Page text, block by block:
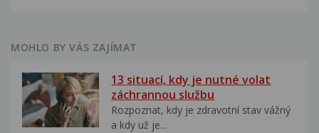
MOHLO BY VÁS ZAJÍMAT
13 situací, kdy je nutné volat
záchrannou službu
Rozpoznat, kdy je zdravotní stav vážný
a kdy už je...